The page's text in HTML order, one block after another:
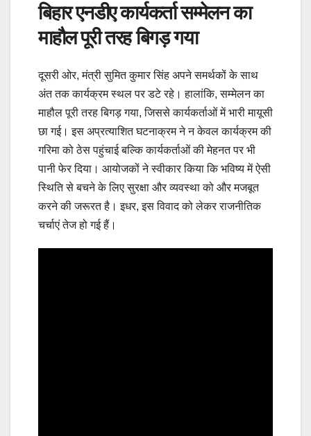
बिहार एनडीए कार्यकर्ता सम्मेलन का
माहौल पूरी तरह बिगड़ गया
दूसरी ओर, मंत्री सुमित कुमार सिंह अपने समर्थकों के साथ
अंत तक कार्यक्रम स्थल पर डटे रहे। हालांकि, सम्मेलन का
माहौल पूरी तरह बिगड़ गया, जिससे कार्यकर्ताओं में भारी मायूसी
छा गई। इस अप्रत्याशित घटनाक्रम ने न केवल कार्यक्रम की
गरिमा को ठेस पहुंचाई बल्कि कार्यकर्ताओं की मेहनत पर भी
पानी फेर दिया। आयोजकों ने स्वीकार किया कि भविष्य में ऐसी
स्थिति से बचने के लिए सुरक्षा और व्यवस्था को और मजबूत
करने की जरूरत है। इधर, इस विवाद को लेकर राजनीतिक
चर्चाएं तेज हो गई हैं।